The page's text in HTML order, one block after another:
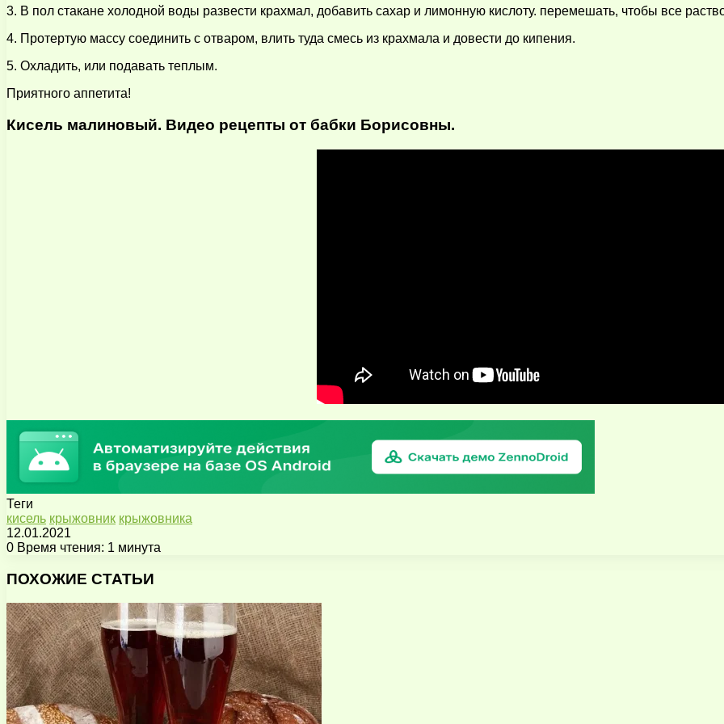
3. В пол стакане холодной воды развести крахмал, добавить сахар и лимонную кислоту. перемешать, чтобы все
4. Протертую массу соединить с отваром, влить туда смесь из крахмала и довести до кипения.
5. Охладить, или подавать теплым.
Приятного аппетита!
Кисель малиновый. Видео рецепты от бабки Борисовны.
Теги
кисель крыжовник крыжовника
12.01.2021
0 Время чтения: 1 минута
через
почту
ПОХОЖИЕ СТАТЬИ